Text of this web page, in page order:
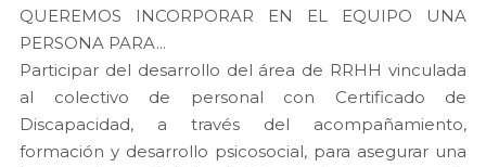
QUEREMOS INCORPORAR EN EL EQUIPO UNA
PERSONA PARA...
Participar del desarrollo del área de RRHH vinculada
al colectivo de personal con Certificado de
Discapacidad, a través del acompañamiento,
formación y desarrollo psicosocial, para asegurar una